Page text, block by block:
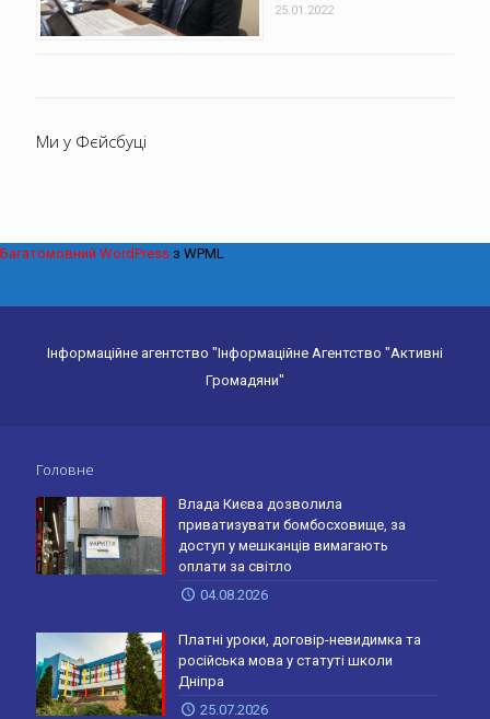
25.01.2022
Ми у Фєйсбуці
Інформаційне агентство "Інформаційне Агентство "Активні
Громадяни"
Головне
Влада Києва дозволила
приватизувати бомбосховище, за
доступ у мешканців вимагають
оплати за світло
04.08.2026
Платні уроки, договір-невидимка та
російська мова у статуті школи
Дніпра
25.07.2026
Багатомовний WordPress з WPML